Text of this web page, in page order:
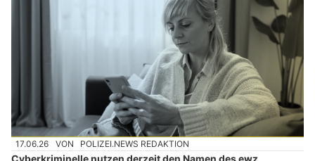
17.06.26 VON POLIZEI.NEWS REDAKTION